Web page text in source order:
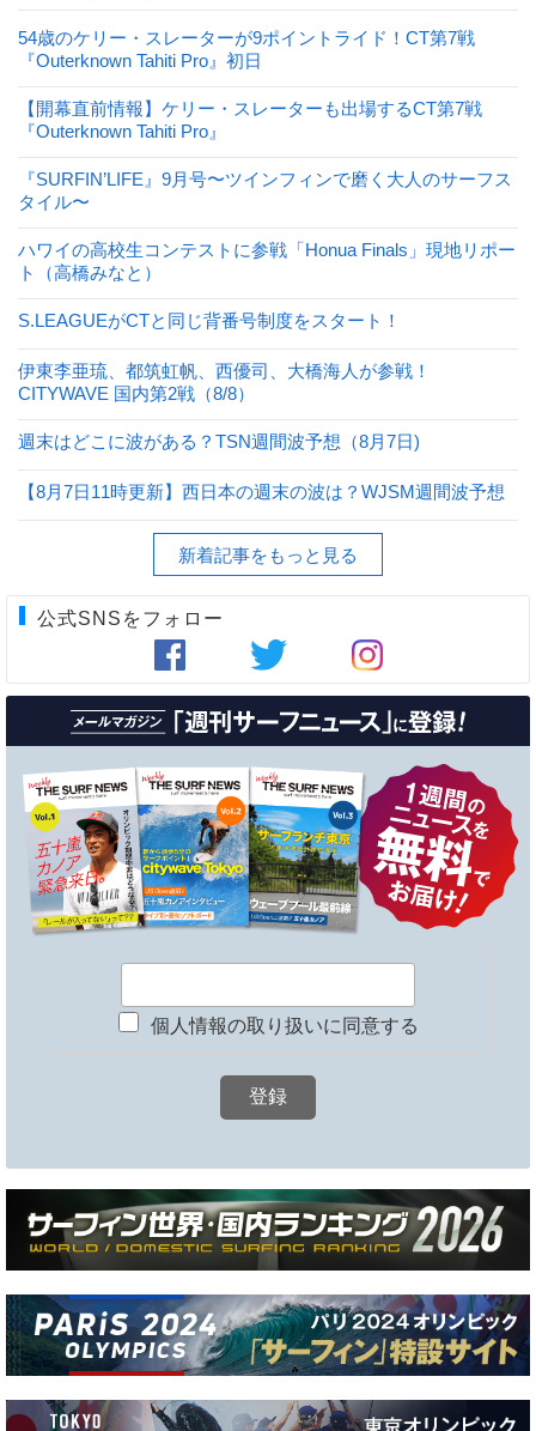
54歳のケリー・スレーターが9ポイントライド！CT第7戦
『Outerknown Tahiti Pro』初日
【開幕直前情報】ケリー・スレーターも出場するCT第7戦
『Outerknown Tahiti Pro』
『SURFIN’LIFE』9月号〜ツインフィンで磨く大人のサーフス
タイル〜
ハワイの高校生コンテストに参戦「Honua Finals」現地リポー
ト（高橋みなと）
S.LEAGUEがCTと同じ背番号制度をスタート！
伊東李亜琉、都筑虹帆、西優司、大橋海人が参戦！
CITYWAVE 国内第2戦（8/8）
週末はどこに波がある？TSN週間波予想（8月7日)
【8月7日11時更新】西日本の週末の波は？WJSM週間波予想
新着記事をもっと見る
公式SNSをフォロー
個人情報の取り扱いに同意する